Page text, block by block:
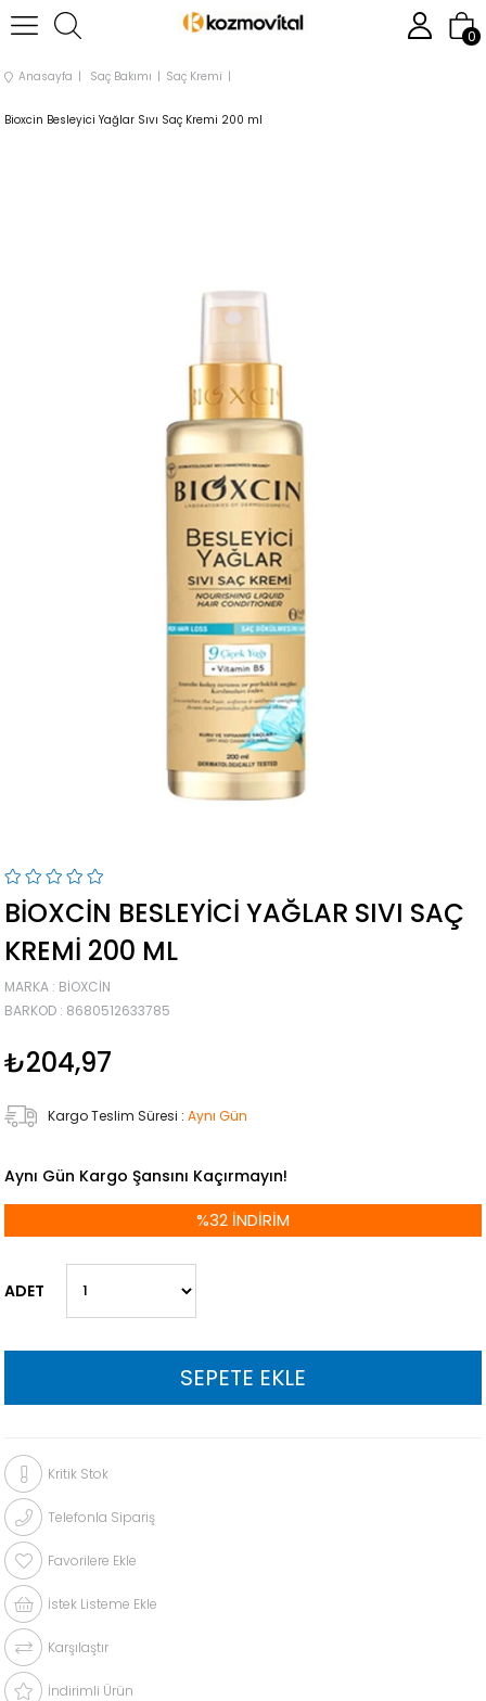
0
Anasayfa Saç Bakımı Saç Kremi
Bioxcin Besleyici Yağlar Sıvı Saç Kremi 200 ml
BIOXCIN BESLEYICI YAĞLAR SIVI SAÇ
KREMI 200 ML
MARKA : BIOXCIN
BARKOD : 8680512633785
₺204,97
Kargo Teslim Süresi : Aynı Gün
Aynı Gün Kargo Şansını Kaçırmayın!
%32 İNDIRIM
ADET
Kritik Stok
Telefonla Sipariş
Favorilere Ekle
İstek Listeme Ekle
Karşılaştır
İndirimli Ürün